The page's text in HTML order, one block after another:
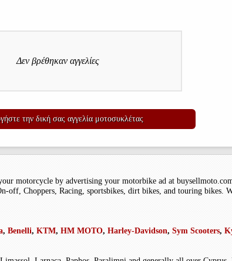
Δεν βρέθηκαν αγγελίες
την δική σας αγγελία μοτοσυκλέτας
motorcycle by advertising your motorbike ad at
off, Choppers, Racing, sportsbikes, dirt bikes, and touring bikes.
, Benelli, KTM, HM MOTO, Harley-Davidson, Sym Scooters,